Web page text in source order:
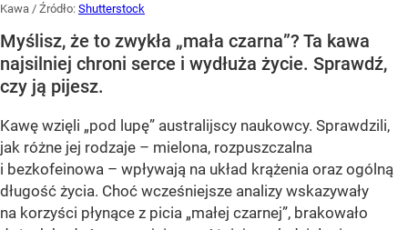
Kawa / Źródło: Shutterstock
Myślisz, że to zwykła „mała czarna”? Ta kawa
najsilniej chroni serce i wydłuża życie. Sprawdź,
czy ją pijesz.
Kawę wzięli „pod lupę” australijscy naukowcy. Sprawdzili,
jak różne jej rodzaje – mielona, rozpuszczalna
i bezkofeinowa – wpływają na układ krążenia oraz ogólną
długość życia. Choć wcześniejsze analizy wskazywały
na korzyści płynące z picia „małej czarnej”, brakowało